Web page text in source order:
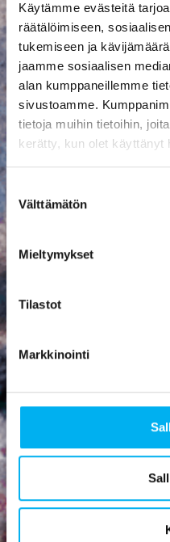
Käytämme evästeitä
räätälöimiseen,
tukemiseen ja
jaamme sosiaalisen
alan kumppaneillemme
sivustoamme.
tietoja muihin tietoihin,
kerätty, kun olet käyttänyt
valinta
Välttämätön
Mieltymykset
Tilastot
Markkinointi